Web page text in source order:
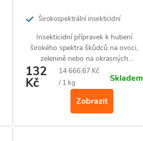
Širokospektrální insekticidní
a okrasných rostlin
Insekticidní přípravek k hubení
širokého spektra škůdců na ovoci,
zelenině nebo na okrasných
rostlinách. Účinný proti
mandelinkám, mšicím, obaleči
jablečnému, molicím, vlnatce krvavé
a dřepčíkům.
132
Kč
Měrná
cena:
14 666,67 Kč
/ 1 kg
Skladem
Zobrazit